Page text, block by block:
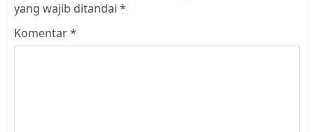
yang wajib ditandai *
Komentar*